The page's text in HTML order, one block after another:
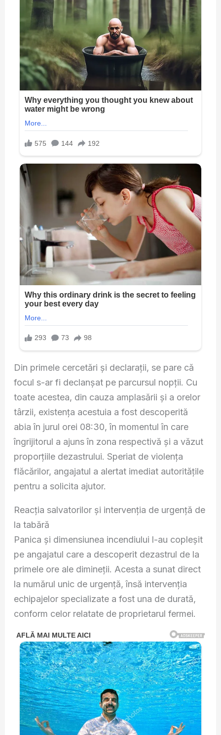
Din primele cercetări și declarații, se pare că
focul s-ar fi declanșat pe parcursul nopții. Cu
toate acestea, din cauza amplasării și a orelor
târzii, existența acestuia a fost descoperită
abia în jurul orei 08:30, în momentul în care
îngrijitorul a ajuns în zona respectivă și a văzut
proporțiile dezastrului. Speriat de violența
flăcărilor, angajatul a alertat imediat autoritățile
pentru a solicita ajutor.
Reacția salvatorilor și intervenția de urgență de
la tabără
Panica și dimensiunea incendiului l-au copleșit
pe angajatul care a descoperit dezastrul de la
primele ore ale dimineții. Acesta a sunat direct
la numărul unic de urgență, însă intervenția
echipajelor specializate a fost una de durată,
conform celor relatate de proprietarul fermei.